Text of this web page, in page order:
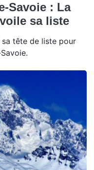
Savoie : La
sa liste
sa tête de liste pour